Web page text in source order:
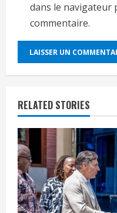
dans le navigateur
commentaire.
RELATED STORIES